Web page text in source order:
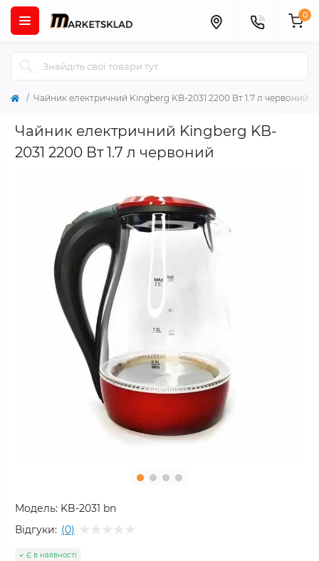
0
Чайник електричний Kingberg KB-2031 2200 Вт 1.7 л червоний
Чайник електричний Kingberg KB-
2031 2200 Вт 1.7 л червоний
Модель: KB-2031 bn
Відгуки: (0)
Є в наявності